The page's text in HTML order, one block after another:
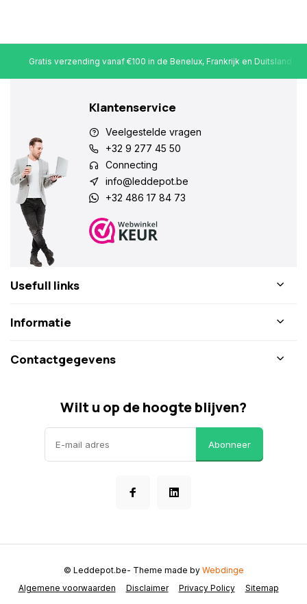
Gratis verzending vanaf €100 in de Benelux, Frankrijk en Duitsland
Klantenservice
Veelgestelde vragen
+32 9 277 45 50
Connecting
info@leddepot.be
+32 486 17 84 73
Usefull links
Informatie
Contactgegevens
Wilt u op de hoogte blijven?
Abonneer
Algemene voorwaarden Disclaimer Privacy Policy Sitemap
© Leddepot.be- Theme made by Webdinge